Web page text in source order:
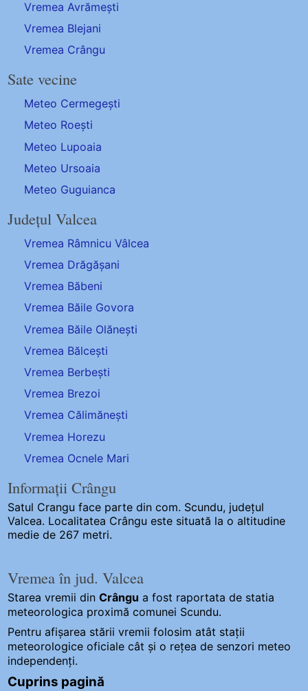
Vremea Avrămești
Vremea Blejani
Vremea Crângu
Sate vecine
Meteo Cermegești
Meteo Roești
Meteo Lupoaia
Meteo Ursoaia
Meteo Guguianca
Județul Valcea
Vremea Râmnicu Vâlcea
Vremea Drăgășani
Vremea Băbeni
Vremea Băile Govora
Vremea Băile Olănești
Vremea Bălcești
Vremea Berbești
Vremea Brezoi
Vremea Călimănești
Vremea Horezu
Vremea Ocnele Mari
Informații Crângu
Satul Crangu face parte din com. Scundu, județul
Valcea. Localitatea Crângu este situată la o altitudine
medie de 267 metri.
Vremea în jud. Valcea
Starea vremii dinCrângu a fost raportata de statia
meteorologica proximă comunei Scundu.
Pentru afișarea stării vremii folosim atât stații
meteorologice oficiale cât și o rețea de senzori meteo
independenți.
Cuprins pagină